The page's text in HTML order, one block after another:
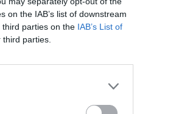
on the IAB’s list of downstream
parties on the IAB’s List of
parties.
egyszerűen kereskedelmi tárgyak,
szervek piacát komoly